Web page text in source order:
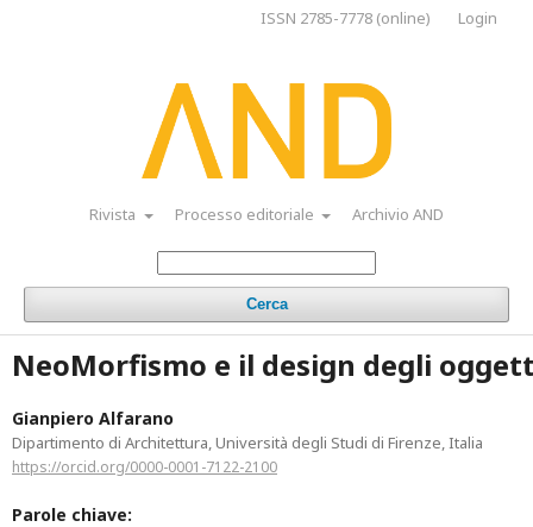
Rivista Processo editoriale Archivio AND
Cerca
ISSN 2785-7778 (online) Login
NeoMorfismo e il design degli
Gianpiero Alfarano
Dipartimento di Architettura, Università degli Studi di Firenze, Italia
https://orcid.org/0000-0001-7122-2100
Parole chiave: